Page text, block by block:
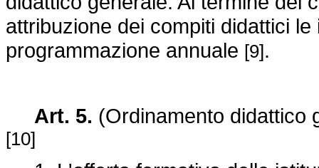
attribuzione dei compiti didattici
programmazione annuale [9].
Art. 5. (Ordinamento didattico
[10]